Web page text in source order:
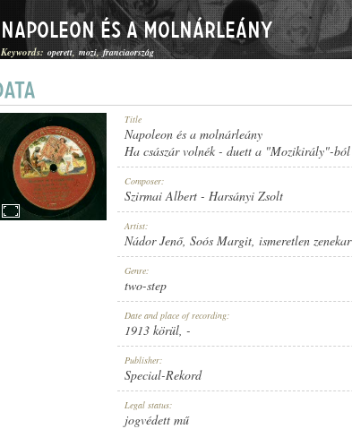
TWO-STEP
SPECIAL-REKORD
Napoleon és a molnárleány
Keywords: operett mozi franciaország
Title
Napoleon és a molnárleány
Ha császár volnék - duett a "Mozikirály"-ból
Composer:
Szirmai Albert - Harsányi Zsolt
Artist:
Nádor Jenő, Soós Margit, ismeretlen zenekar
Genre:
two-step
Date and place of recording:
1913 körül, -
Publisher:
Special-Rekord
Legal status:
jogvédett mű